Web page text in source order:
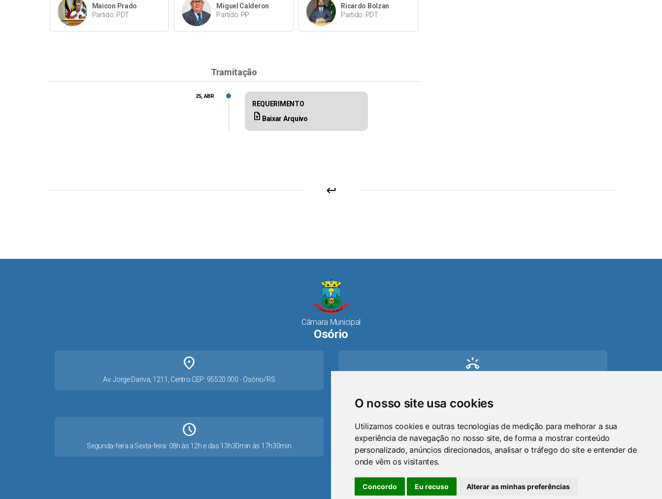
O nosso site usa cookies
Utilizamos cookies e outras tecnologias de medição para melhorar a sua
experiência de navegação no nosso site, de forma a mostrar conteúdo
personalizado, anúncios direcionados, analisar o tráfego do site e entender de
onde vêm os visitantes.
Concordo Eu recuso Alterar as minhas preferências
Maicon Prado
Partido: PDT
Miguel Calderon
Partido: PP
Ricardo Bolzan
Partido: PDT
Tramitação
REQUERIMENTO
upload_file Baixar Arquivo
25, ABR
keyboard_return
Câmara Municipal
Osório
place
Av. Jorge Dariva, 1211, Centro CEP: 95520.000 - Osório/RS
ring_volume
Schedule
Segunda-feira a Sexta-feira: 08h às 12h e das 13h30min às 17h30min
mail
Email